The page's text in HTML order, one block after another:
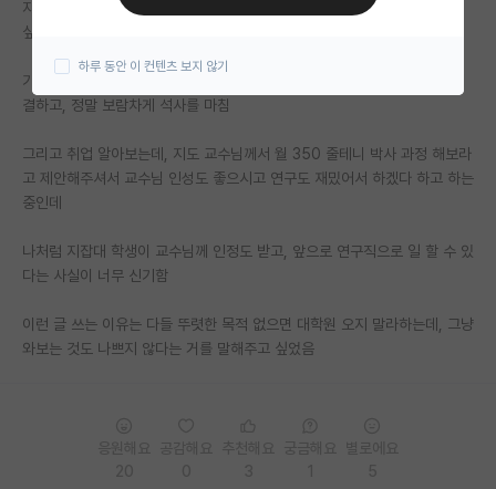
대학원 합격 후기 게시판
연구실(PI) 홍보 게시판
석박사 채용 정보 게시판
임용 정보 게시판
학부 인턴 게시판
임용 후기 게시판
지방대 공대 졸업하고 월 180~200 주는 공장에서 일하다가 이건 아니다
싶어서 자대 대학원 들어왔는데
기업 과제 위주로 하는 연구실이라서 일이 많지만 재밌어서 밤새서 문제 해
결하고, 정말 보람차게 석사를 마침
그리고 취업 알아보는데, 지도 교수님께서 월 350 줄테니 박사 과정 해보라
고 제안해주셔서 교수님 인성도 좋으시고 연구도 재밌어서 하겠다 하고 하는
중인데
나처럼 지잡대 학생이 교수님께 인정도 받고, 앞으로 연구직으로 일 할 수 있
다는 사실이 너무 신기함
이런 글 쓰는 이유는 다들 뚜렷한 목적 없으면 대학원 오지 말라하는데, 그냥
와보는 것도 나쁘지 않다는 거를 말해주고 싶었음
하루 동안 이 컨텐츠 보지 않기